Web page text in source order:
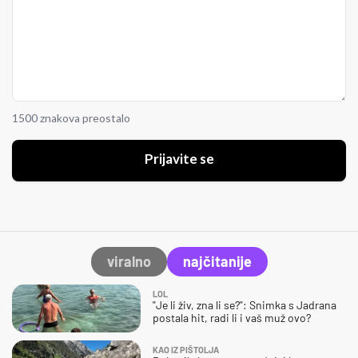
1500 znakova preostalo
Prijavite se
viralno najčitanije
LOL
"Je li živ, zna li se?": Snimka s Jadrana
postala hit, radi li i vaš muž ovo?
KAO IZ PIŠTOLJA